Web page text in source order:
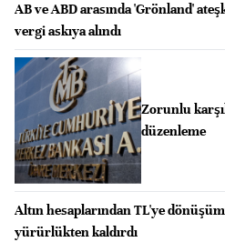
AB ve ABD arasında 'Grönland'
vergi askıya alındı
Zorunlu
düzenleme
Altın hesaplarından TL'ye
yürürlükten kaldırdı